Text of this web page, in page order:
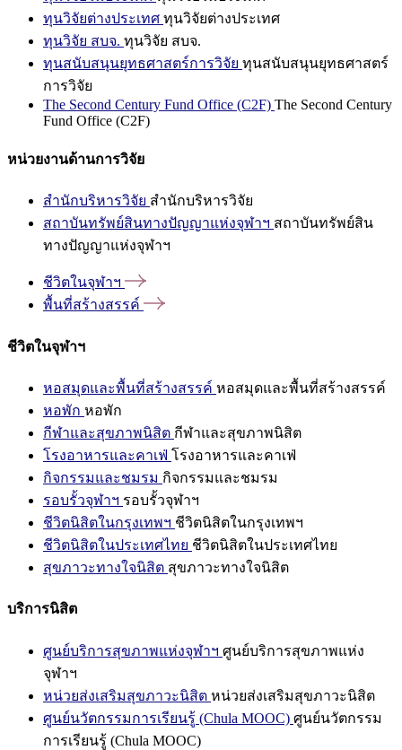
ทุนวิจัยต่างประเทศ ทุนวิจัยต่างประเทศ
ทุนวิจัย สบจ. ทุนวิจัย สบจ.
ทุนสนับสนุนยุทธศาสตร์การวิจัย ทุนสนับสนุนยุทธศาสตร์
การวิจัย
The Second Century Fund Office (C2F) The Second Century
Fund Office (C2F)
หน่วยงานด้านการวิจัย
สำนักบริหารวิจัย สำนักบริหารวิจัย
สถาบันทรัพย์สินทางปัญญาแห่งจุฬาฯ สถาบันทรัพย์สิน
ทางปัญญาแห่งจุฬาฯ
ชีวิตในจุฬาฯ
พื้นที่สร้างสรรค์
ชีวิตในจุฬาฯ
หอสมุดและพื้นที่สร้างสรรค์ หอสมุดและพื้นที่สร้างสรรค์
หอพัก หอพัก
กีฬาและสุขภาพนิสิต กีฬาและสุขภาพนิสิต
โรงอาหารและคาเฟ่ โรงอาหารและคาเฟ่
กิจกรรมและชมรม กิจกรรมและชมรม
รอบรั้วจุฬาฯ รอบรั้วจุฬาฯ
ชีวิตนิสิตในกรุงเทพฯ ชีวิตนิสิตในกรุงเทพฯ
ชีวิตนิสิตในประเทศไทย ชีวิตนิสิตในประเทศไทย
สุขภาวะทางใจนิสิต สุขภาวะทางใจนิสิต
บริการนิสิต
ศูนย์บริการสุขภาพแห่งจุฬาฯ ศูนย์บริการสุขภาพแห่ง
จุฬาฯ
หน่วยส่งเสริมสุขภาวะนิสิต หน่วยส่งเสริมสุขภาวะนิสิต
ศูนย์นวัตกรรมการเรียนรู้ (Chula MOOC) ศูนย์นวัตกรรม
การเรียนรู้ (Chula MOOC)